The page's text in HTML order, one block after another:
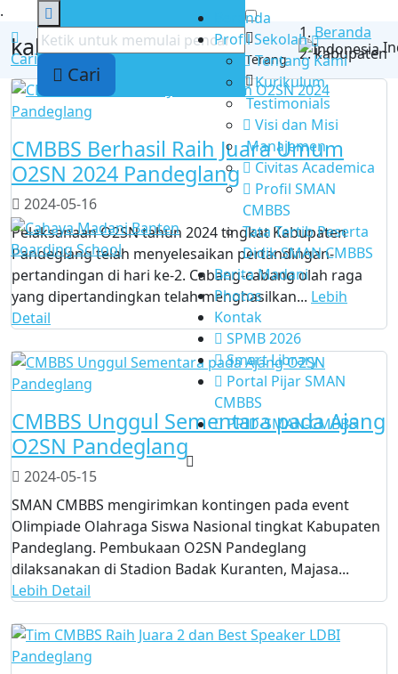
.
Cari
Cari
Terang
Beranda
Profil Sekolah
Tentang Kami
Kurikulum
Testimonials
Visi dan Misi
Manajemen
Civitas Academica
Profil SMAN
CMBBS
Tata Tertib Peserta
Didik SMAN CMBBS
Berita Madani
Photos
Kontak
SPMB 2026
Smart Library
Portal Pijar SMAN
CMBBS
PPID-SMAN-CMBBS
kabupaten
Beranda
kabupaten
CMBBS Berhasil Raih Juara Umum
O2SN 2024 Pandeglang
2024-05-16
Pelaksanaan O2SN tahun 2024 tingkat Kabupaten
Pandeglang telah menyelesaikan pertandingan-
pertandingan di hari ke-2. Cabang-cabang olah raga
yang dipertandingkan telah menghasilkan... Lebih
Detail
CMBBS Unggul Sementara pada Ajang
O2SN Pandeglang
2024-05-15
SMAN CMBBS mengirimkan kontingen pada event
Olimpiade Olahraga Siswa Nasional tingkat Kabupaten
Pandeglang. Pembukaan O2SN Pandeglang
dilaksanakan di Stadion Badak Kuranten, Majasa...
Lebih Detail